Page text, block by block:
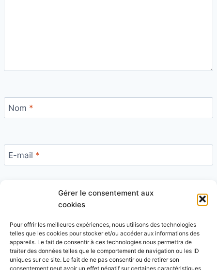
Gérer le consentement aux
cookies
Pour offrir les meilleures expériences, nous utilisons des technologies
telles que les cookies pour stocker et/ou accéder aux informations des
appareils. Le fait de consentir à ces technologies nous permettra de
traiter des données telles que le comportement de navigation ou les ID
uniques sur ce site. Le fait de ne pas consentir ou de retirer son
consentement peut avoir un effet négatif sur certaines caractéristiques
Nom *
E-mail *
Ce site utilise Akismet pour réduire les indésirables.